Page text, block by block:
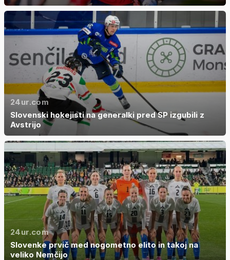
24ur.com
Slovenski hokejisti na generalki pred SP izgubili z
Avstrijo
24ur.com
Slovenke prvič med nogometno elito in takoj na
veliko Nemčijo